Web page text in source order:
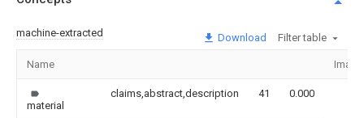
machine-extracted Download Filter table
Name Image
material
claims,abstract,description 41 0.000